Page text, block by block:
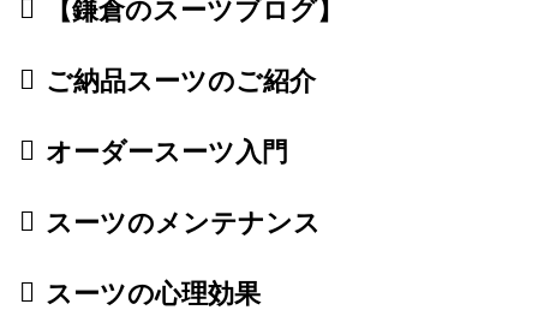
【鎌倉のスーツブログ】
ご納品スーツのご紹介
オーダースーツ入門
スーツのメンテナンス
スーツの心理効果